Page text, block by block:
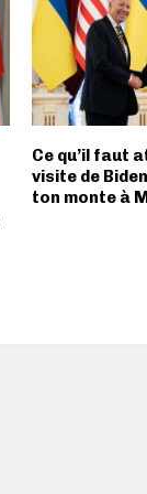
Ce qu’il faut
visite de
ton monte à